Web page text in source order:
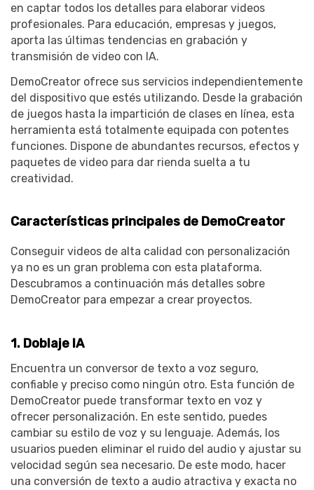
en captar todos los detalles para elaborar videos
profesionales. Para educación, empresas y juegos,
aporta las últimas tendencias en grabación y
transmisión de video con IA.
DemoCreator ofrece sus servicios independientemente
del dispositivo que estés utilizando. Desde la grabación
de juegos hasta la impartición de clases en línea, esta
herramienta está totalmente equipada con potentes
funciones. Dispone de abundantes recursos, efectos y
paquetes de video para dar rienda suelta a tu
creatividad.
Características principales de DemoCreator
Conseguir videos de alta calidad con personalización
ya no es un gran problema con esta plataforma.
Descubramos a continuación más detalles sobre
DemoCreator para empezar a crear proyectos.
1. Doblaje IA
Encuentra un conversor de texto a voz seguro,
confiable y preciso como ningún otro. Esta función de
DemoCreator puede transformar texto en voz y
ofrecer personalización. En este sentido, puedes
cambiar su estilo de voz y su lenguaje. Además, los
usuarios pueden eliminar el ruido del audio y ajustar su
velocidad según sea necesario. De este modo, hacer
una conversión de texto a audio atractiva y exacta no